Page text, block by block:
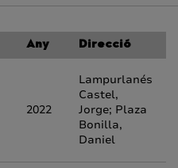
Any Direcció
2022
Lampurlanés
Castel,
Jorge; Plaza
Bonilla,
Daniel